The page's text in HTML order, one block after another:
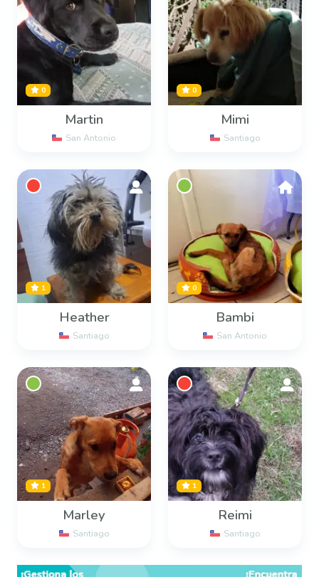
0
Martin
San Antonio
0
Mimi
Santiago
1
Heather
Santiago
0
Bambi
San Antonio
1
Marley
Santiago
1
Reimi
Santiago